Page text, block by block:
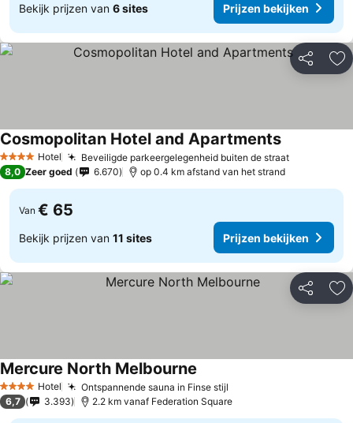
Bekijk prijzen van 6 sites Prijzen bekijken
Delen
4 SterrenHotel Beveiligde parkeergelegenheid buiten de straat
Cosmopolitan Hotel and Apartments
8,0 Zeer goed 6.670 op 0.4 km afstand van het strand
Van € 65
Bekijk prijzen van 11 sites Prijzen bekijken
Delen
4 SterrenHotel Ontspannende sauna in Finse stijl
Mercure North Melbourne
6,7 3.393 2.2 km vanaf Federation Square